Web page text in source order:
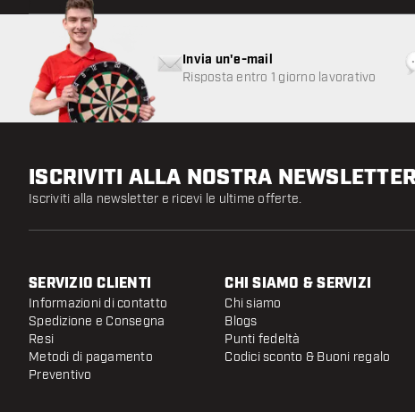
Invia un'e-mail
Risposta entro 1 giorno lavorativo
ISCRIVITI ALLA NOSTRA NEWSLETTER
Iscriviti alla newsletter e ricevi le ultime offerte.
SERVIZIO CLIENTI
Informazioni di contatto
Spedizione e Consegna
Resi
Metodi di pagamento
Preventivo
CHI SIAMO & SERVIZI
Chi siamo
Blogs
Punti fedeltà
Codici sconto & Buoni regalo